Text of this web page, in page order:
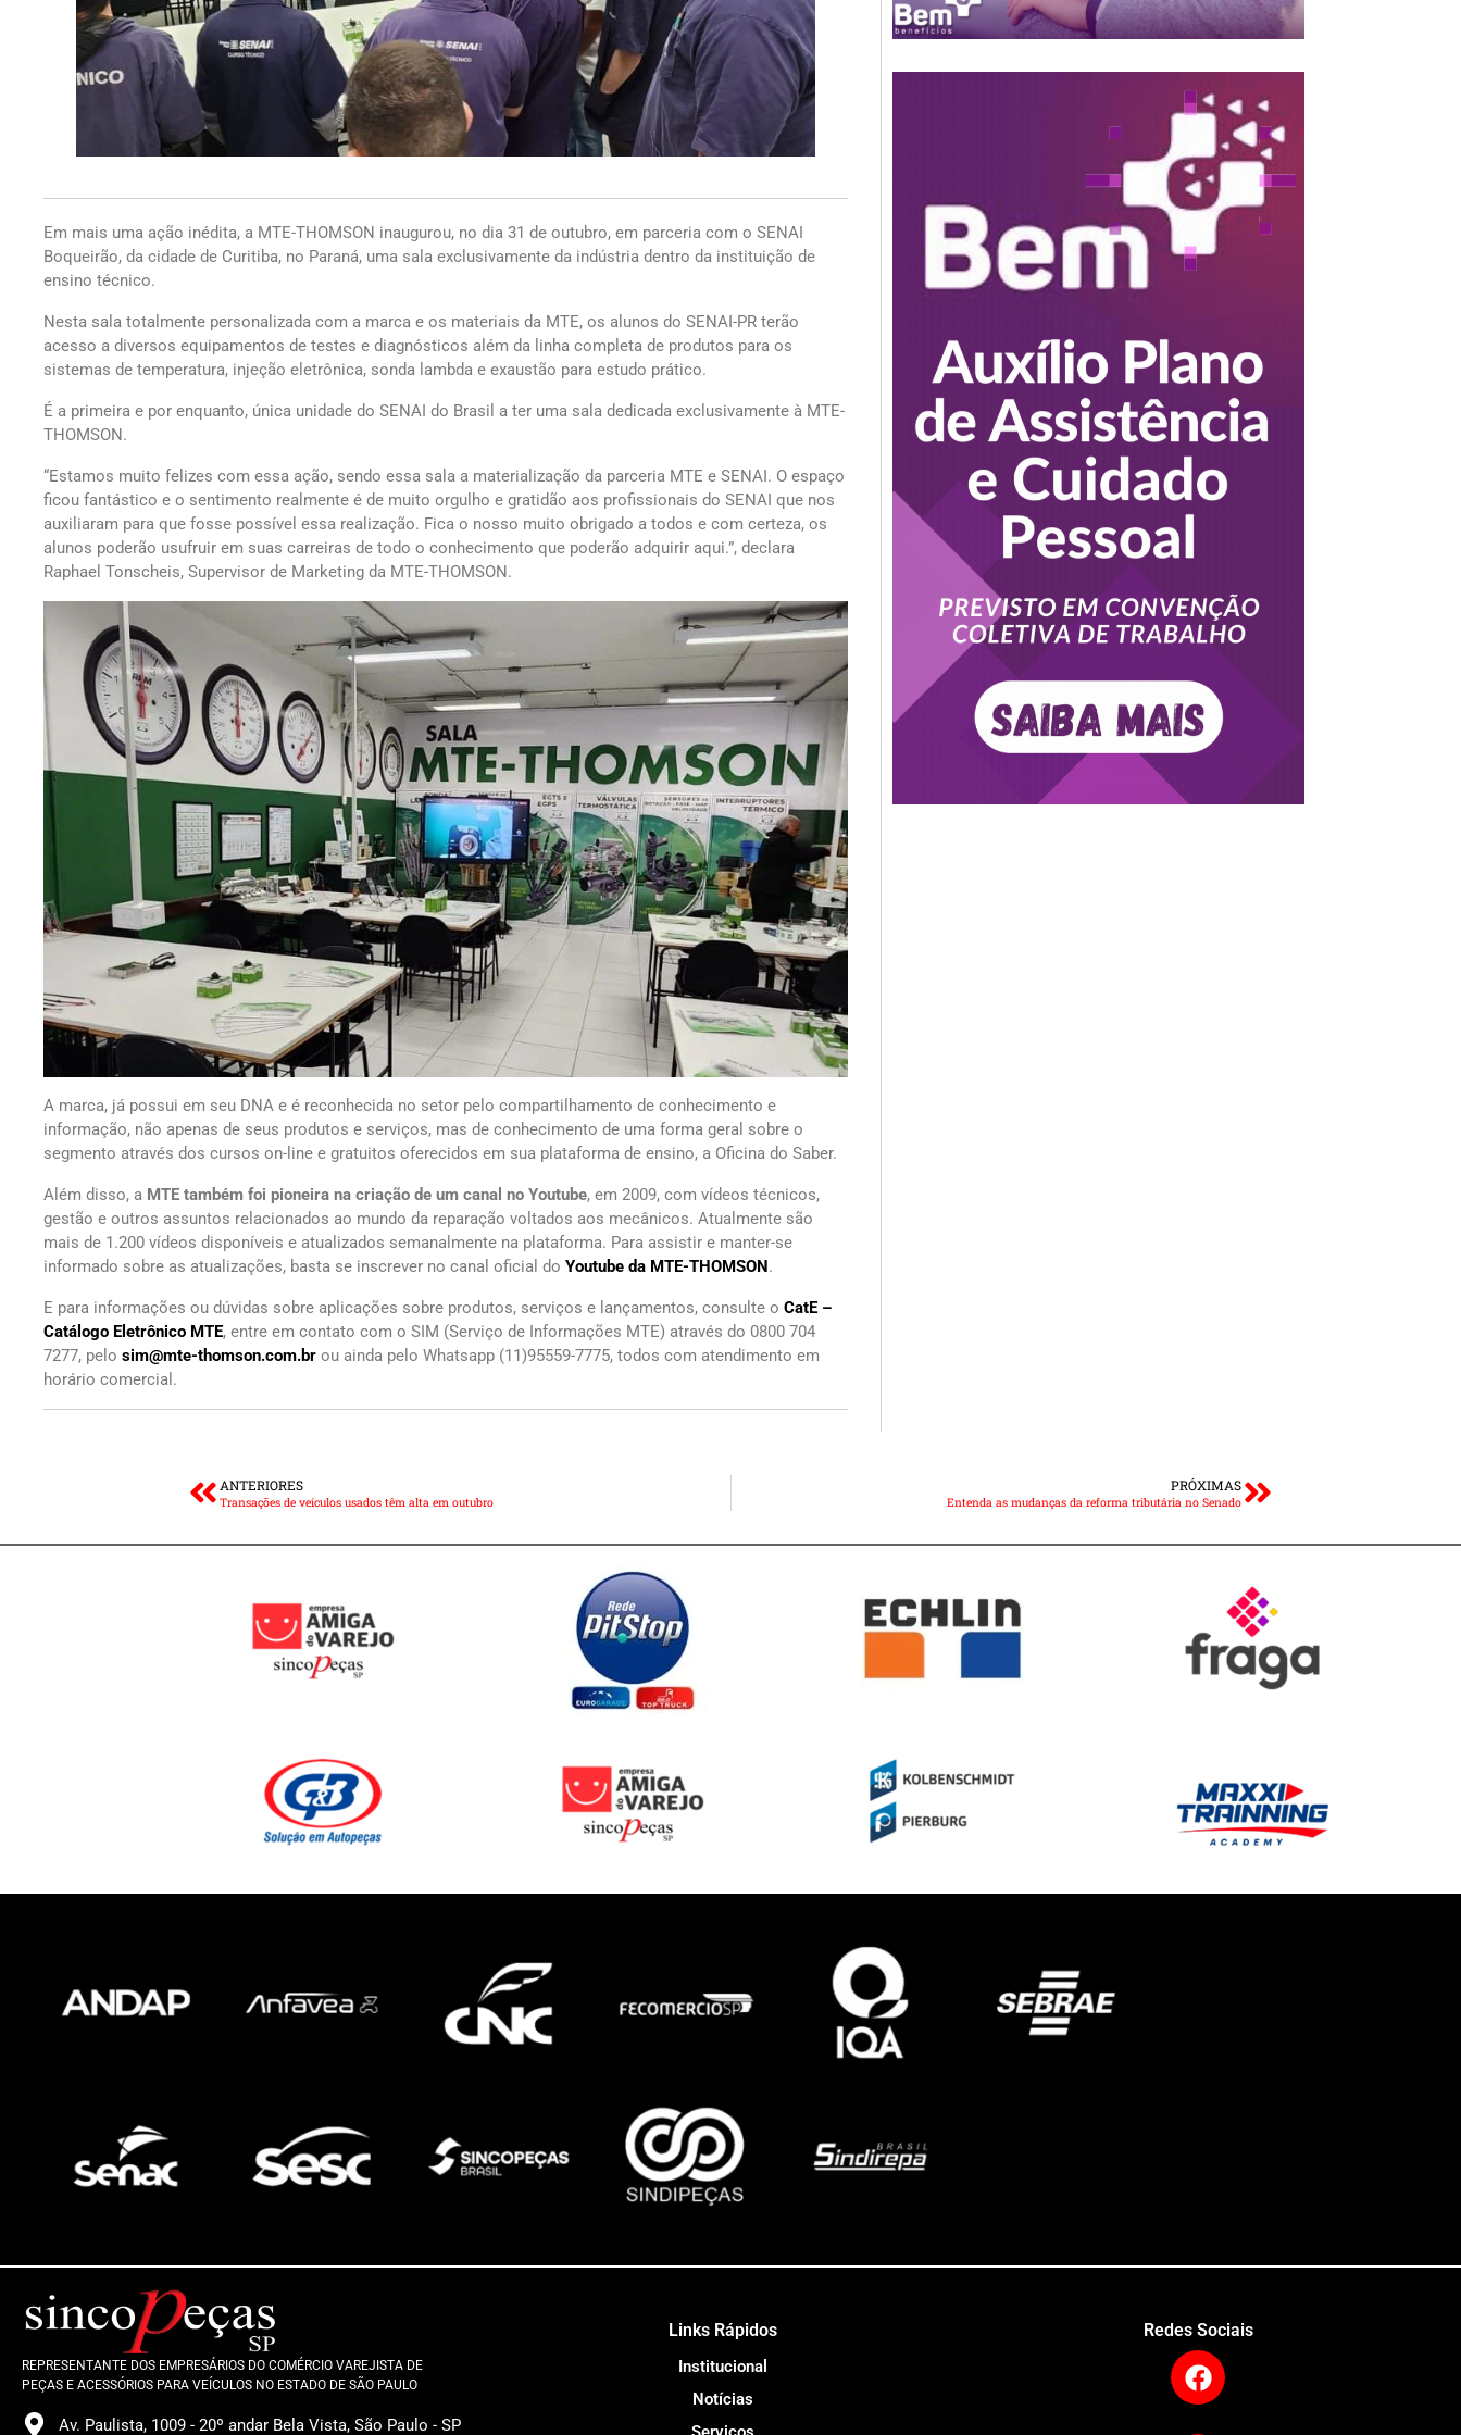
Em mais uma ação inédita, a MTE-THOMSON inaugurou, no dia 31 de outubro, em parceria com o SENAI
Boqueirão, da cidade de Curitiba, no Paraná, uma sala exclusivamente da indústria dentro da instituição de
ensino técnico.
Nesta sala totalmente personalizada com a marca e os materiais da MTE, os alunos do SENAI-PR terão
acesso a diversos equipamentos de testes e diagnósticos além da linha completa de produtos para os
sistemas de temperatura, injeção eletrônica, sonda lambda e exaustão para estudo prático.
É a primeira e por enquanto, única unidade do SENAI do Brasil a ter uma sala dedicada exclusivamente à MTE-
THOMSON.
“Estamos muito felizes com essa ação, sendo essa sala a materialização da parceria MTE e SENAI. O espaço
ficou fantástico e o sentimento realmente é de muito orgulho e gratidão aos profissionais do SENAI que nos
auxiliaram para que fosse possível essa realização. Fica o nosso muito obrigado a todos e com certeza, os
alunos poderão usufruir em suas carreiras de todo o conhecimento que poderão adquirir aqui.”, declara
Raphael Tonscheis, Supervisor de Marketing da MTE-THOMSON.
A marca, já possui em seu DNA e é reconhecida no setor pelo compartilhamento de conhecimento e
informação, não apenas de seus produtos e serviços, mas de conhecimento de uma forma geral sobre o
segmento através dos cursos on-line e gratuitos oferecidos em sua plataforma de ensino, a Oficina do Saber.
Além disso, a MTE também foi pioneira na criação de um canal no Youtube, em 2009, com vídeos técnicos,
gestão e outros assuntos relacionados ao mundo da reparação voltados aos mecânicos. Atualmente são
mais de 1.200 vídeos disponíveis e atualizados semanalmente na plataforma. Para assistir e manter-se
informado sobre as atualizações, basta se inscrever no canal oficial do Youtube da MTE-THOMSON.
E para informações ou dúvidas sobre aplicações sobre produtos, serviços e lançamentos, consulte o CatE –
Catálogo Eletrônico MTE, entre em contato com o SIM (Serviço de Informações MTE) através do 0800 704
7277, pelo sim@mte-thomson.com.br ou ainda pelo Whatsapp (11)95559-7775, todos com atendimento em
horário comercial.
ANTERIORES
Transações de veículos usados têm alta em outubro
PRÓXIMAS
Entenda as mudanças da reforma tributária no Senado
REPRESENTANTE DOS EMPRESÁRIOS DO COMÉRCIO VAREJISTA DE
PEÇAS E ACESSÓRIOS PARA VEÍCULOS NO ESTADO DE SÃO PAULO
Av. Paulista, 1009 - 20º andar Bela Vista, São Paulo - SP
Links Rápidos
Institucional
Notícias
Redes Sociais